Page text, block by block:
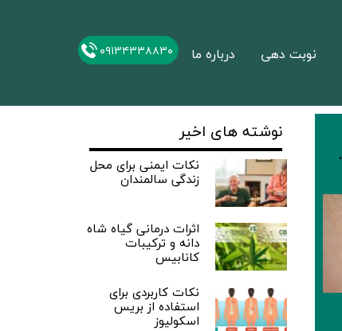
۰۹۱۳۴۳۳۸۸۳۰ نوبت دهی درباره ما
،
نوشته های اخیر
نکات ایمنی برای محل
زندگی سالمندان
اثرات درمانی گیاه شاه
دانه و ترکیبات
کانابیس
نکات کاربردی برای
استفاده از بریس
اسکولیوز